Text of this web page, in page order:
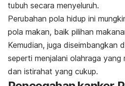
tubuh secara menyeluruh.
Perubahan pola hidup ini
pola makan, baik pilihan
Kemudian, juga diseimbangkan
seperti menjalani olahraga
dan istirahat yang cukup.